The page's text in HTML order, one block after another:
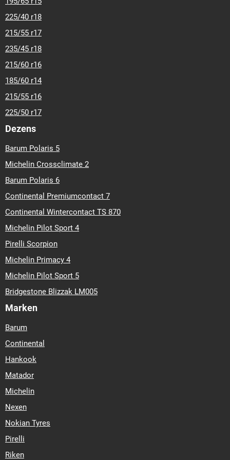
225/40 r18
215/55 r17
235/45 r18
215/60 r16
185/60 r14
215/55 r16
225/50 r17
Dezens
Barum Polaris 5
Michelin Crossclimate 2
Barum Polaris 6
Continental Premiumcontact 7
Continental Wintercontact TS 870
Michelin Pilot Sport 4
Pirelli Scorpion
Michelin Primacy 4
Michelin Pilot Sport 5
Bridgestone Blizzak LM005
Marken
Barum
Continental
Hankook
Matador
Michelin
Nexen
Nokian Tyres
Pirelli
Riken